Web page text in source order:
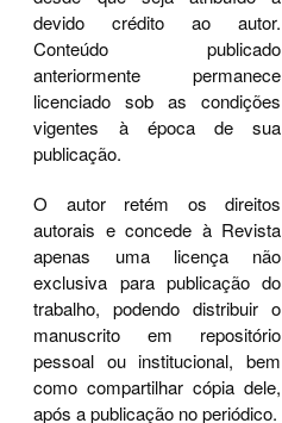
devido crédito ao autor.
Conteúdo publicado
anteriormente permanece
licenciado sob as condições
vigentes à época de sua
publicação.
O autor retém os direitos
autorais e concede à Revista
apenas uma licença não
exclusiva para publicação do
trabalho, podendo distribuir o
manuscrito em repositório
pessoal ou institucional, bem
como compartilhar cópia dele,
após a publicação no periódico.